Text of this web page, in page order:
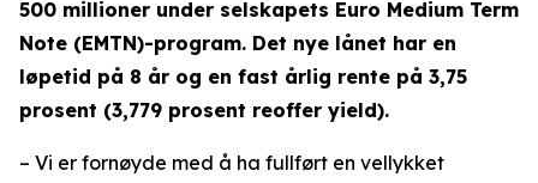
500 millioner under selskapets Euro Medium Term
Note (EMTN)-program. Det nye lånet har en
løpetid på 8 år og en fast årlig rente på 3,75
prosent (3,779 prosent reoffer yield).
– Vi er fornøyde med å ha fullført en vellykket